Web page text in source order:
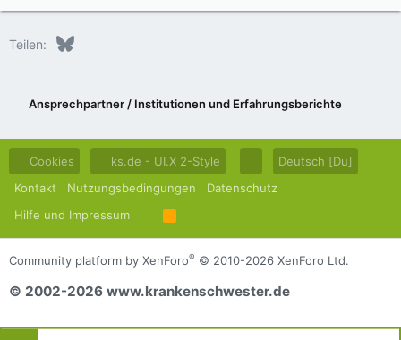
Teilen: Bluesky
Ansprechpartner / Institutionen und Erfahrungsberichte
Cookies ks.de - UI.X 2-Style
Deutsch [Du]
Kontakt
Nutzungsbedingungen
Datenschutz
Hilfe und Impressum
R
S
S
Community platform by XenForo® © 2010-2026 XenForo Ltd.
© 2002-2026 www.krankenschwester.de